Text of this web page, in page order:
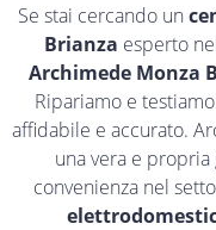
Se stai cercando un
Brianza esperto
Archimede Monza
Ripariamo e
affidabile e accurato.
una vera e
convenienza nel